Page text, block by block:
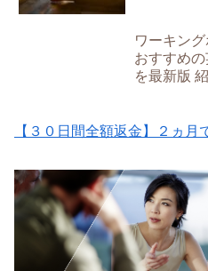
ワーキン
おすすめ
を最新版
【３０日間全額返金】２ヵ月